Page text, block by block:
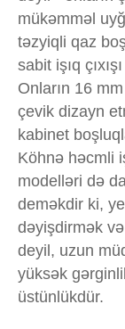
mükəmməl
təzyiqli qaz
sabit işıq
Onların 16
çevik dizayn
kabinet
Köhnə həcmli
modelləri də
deməkdir ki,
dəyişdirmək
deyil, uzun
yüksək
üstünlükdür.